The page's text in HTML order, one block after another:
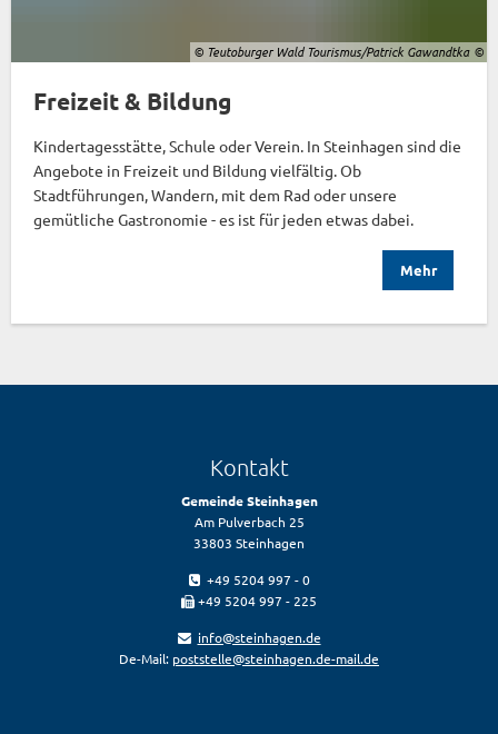
© Teutoburger Wald Tourismus/Patrick Gawandtka
Freizeit & Bildung
Kindertagesstätte, Schule oder Verein. In Steinhagen sind die
Angebote in Freizeit und Bildung vielfältig. Ob
Stadtführungen, Wandern, mit dem Rad oder unsere
gemütliche Gastronomie - es ist für jeden etwas dabei.
Mehr
Kontakt
Gemeinde Steinhagen
Am Pulverbach 25
33803 Steinhagen
+49 5204 997 - 0
+49 5204 997 - 225
info@steinhagen.de
De-Mail: poststelle@steinhagen.de-mail.de